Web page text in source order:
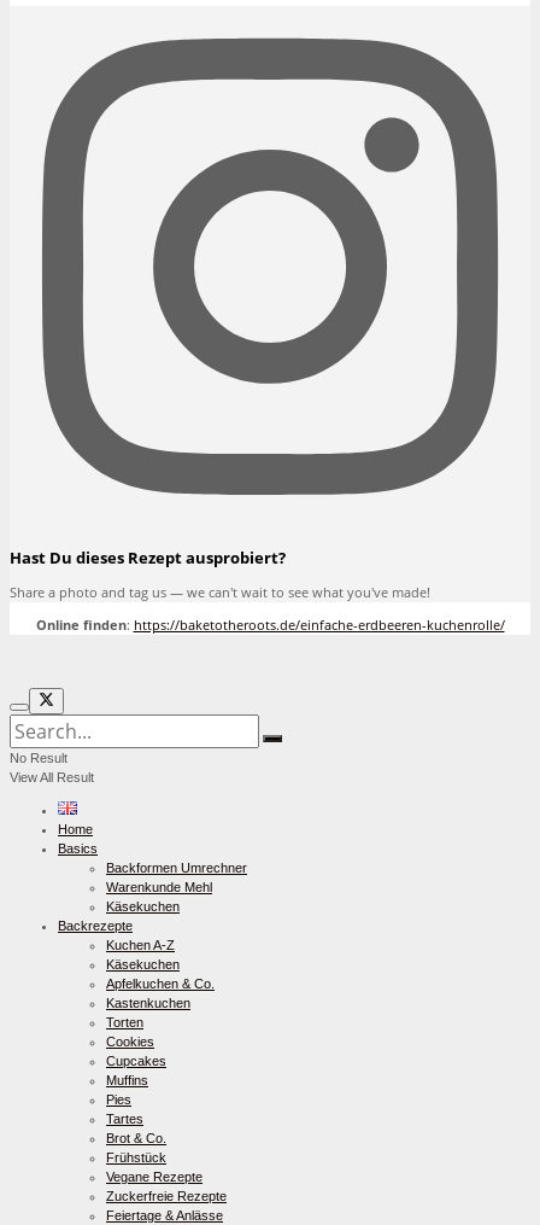
Hast Du dieses Rezept ausprobiert?
Share a photo and tag us — we can't wait to see what you've made!
Online finden: https://baketotheroots.de/einfache-erdbeeren-kuchenrolle/
No Result
View All Result
Home
Basics
Backformen Umrechner
Warenkunde Mehl
Käsekuchen
Backrezepte
Kuchen A-Z
Käsekuchen
Apfelkuchen & Co.
Kastenkuchen
Torten
Cookies
Cupcakes
Muffins
Pies
Tartes
Brot & Co.
Frühstück
Vegane Rezepte
Zuckerfreie Rezepte
Feiertage & Anlässe